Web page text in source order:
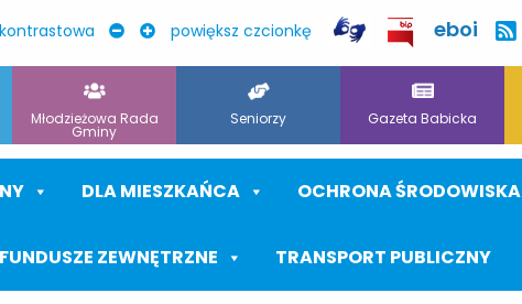
powiększ czcionkę eboi
Młodzieżowa Rada
Gminy
Seniorzy Gazeta Babicka
DLA MIESZKAŃCA OCHRONA ŚRODOWISKA
FUNDUSZE ZEWNĘTRZNE TRANSPORT PUBLICZNY